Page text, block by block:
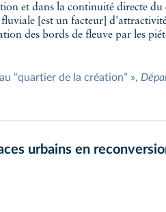
et dans la continuité directe du
[est un facteur]
des bords de fleuve par les
“quartier de la création” »,
urbains en